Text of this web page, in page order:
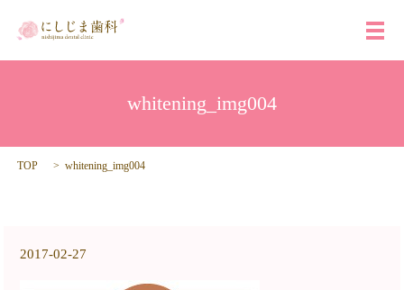
メ
whitening_img004
TOP whitening_img004
2017-02-27